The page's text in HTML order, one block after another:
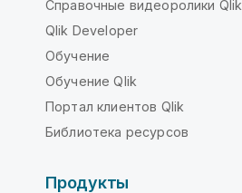
Справочные видеоролики Qlik
Qlik Developer
Обучение
Обучение Qlik
Портал клиентов Qlik
Библиотека ресурсов
Продукты